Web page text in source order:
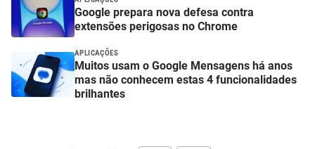
Google prepara nova defesa contra
extensões perigosas no Chrome
APLICAÇÕES
Muitos usam o Google Mensagens há anos
mas não conhecem estas 4 funcionalidades
brilhantes